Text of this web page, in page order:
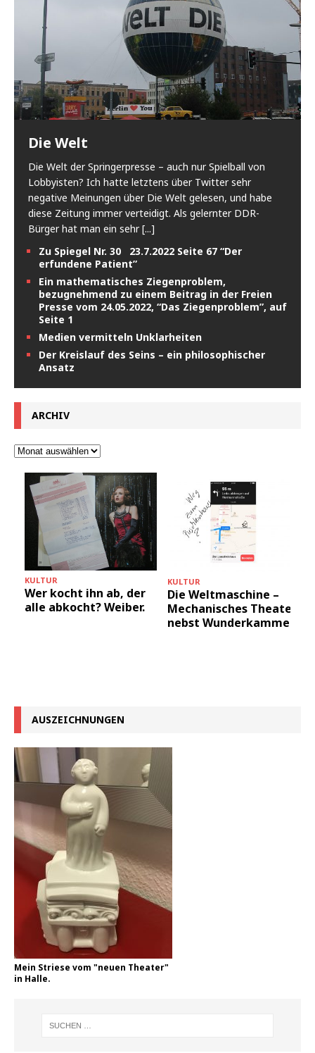
Die Welt
Die Welt der Springerpresse – auch nur Spielball von
Lobbyisten? Ich hatte letztens über Twitter sehr
negative Meinungen über Die Welt gelesen, und habe
diese Zeitung immer verteidigt. Als gelernter DDR-
Bürger hat man ein sehr[...]
Zu Spiegel Nr. 30 23.7.2022 Seite 67 “Der
erfundene Patient”
Ein mathematisches Ziegenproblem,
bezugnehmend zu einem Beitrag in der Freien
Presse vom 24.05.2022, “Das Ziegenproblem”, auf
Seite 1
Medien vermitteln Unklarheiten
Der Kreislauf des Seins – ein philosophischer
Ansatz
ARCHIV
KULTUR
Wer kocht ihn ab, der
alle abkocht? Weiber.
KULTUR
Die Weltmaschine –
Mechanisches Theater
nebst Wunderkammer
AUSZEICHNUNGEN
Mein Striese vom "neuen Theater"
in Halle.